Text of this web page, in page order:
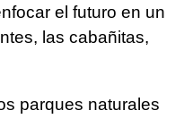
el futuro en un
las cabañitas,
parques naturales